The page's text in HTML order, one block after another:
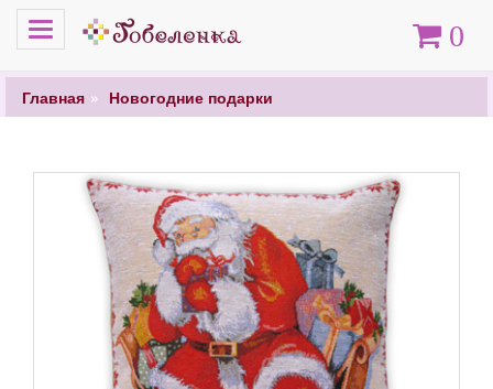
Меню Корзина
0
Главная Новогодние подарки